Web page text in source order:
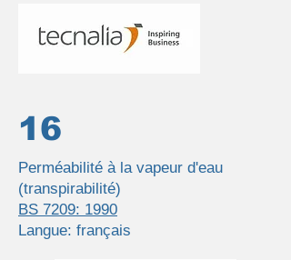
16
Perméabilité à la vapeur d'eau
(transpirabilité)
BS 7209: 1990
Langue: français